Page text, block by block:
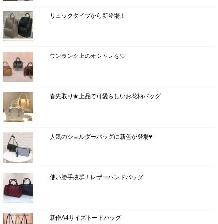
リュックタイプから新登場！
ワンランク上のオシャレを♡
春先取り★上品で可愛らしいお花柄バッグ
人気のショルダーバッグに新色が登場♥
使い勝手抜群！レザーハンドバッグ
新作A4サイズトートバッグ